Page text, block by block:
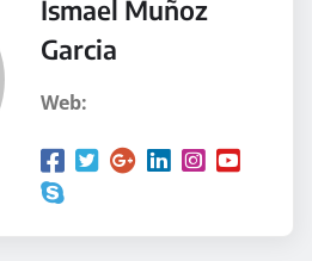
Ismael Muñoz
Garcia
Web: